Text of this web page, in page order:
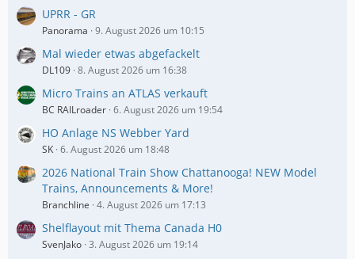
UPRR - GR
Panorama 9. August 2026 um 10:15
Mal wieder etwas abgefackelt
DL109 8. August 2026 um 16:38
Micro Trains an ATLAS verkauft
BC RAILroader 6. August 2026 um 19:54
HO Anlage NS Webber Yard
SK 6. August 2026 um 18:48
2026 National Train Show Chattanooga! NEW Model
Trains, Announcements & More!
Branchline 4. August 2026 um 17:13
Shelflayout mit Thema Canada H0
SvenJako 3. August 2026 um 19:14